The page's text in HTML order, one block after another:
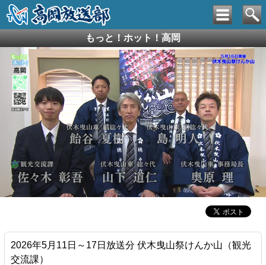
もっと！ホット！高岡
2026年5月11日～17日放送分 伏木曳山祭けんか山（観光
交流課）